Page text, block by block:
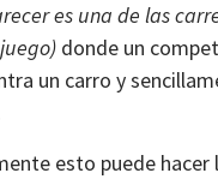
es una de las
donde un
un carro y
esto puede hacer